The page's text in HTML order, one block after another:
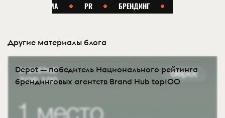
Другие материалы блога
Depot — победитель Национального рейтинга
брендинговых агентств Brand Hub top100